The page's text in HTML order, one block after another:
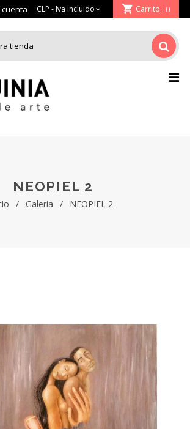
cuenta Carrito : 0
NEOPIEL 2
/ Galeria / NEOPIEL 2